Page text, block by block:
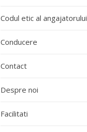
Codul etic al angajatorului
Conducere
Contact
Despre noi
Facilitati